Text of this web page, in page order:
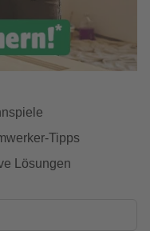
Tipps
Lösungen